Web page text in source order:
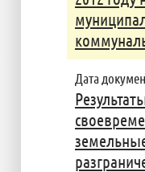
Дата